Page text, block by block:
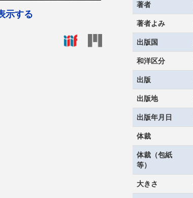
示する
著者
著者よみ
出版国
和洋区分
出版
出版地
出版年月日
体裁
体裁（包紙
等）
大きさ